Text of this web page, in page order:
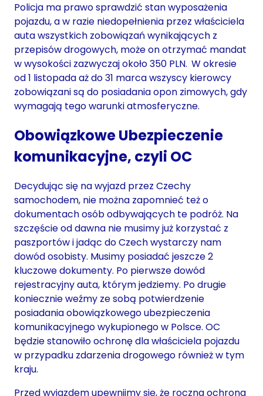
Policja ma prawo sprawdzić stan wyposażenia
pojazdu, a w razie niedopełnienia przez właściciela
auta wszystkich zobowiązań wynikających z
przepisów drogowych, może on otrzymać mandat
w wysokości zazwyczaj około 350 PLN. W okresie
od 1 listopada aż do 31 marca wszyscy kierowcy
zobowiązani są do posiadania opon zimowych, gdy
wymagają tego warunki atmosferyczne.
Obowiązkowe Ubezpieczenie
komunikacyjne, czyli OC
Decydując się na wyjazd przez Czechy
samochodem, nie można zapomnieć też o
dokumentach osób odbywających te podróż. Na
szczęście od dawna nie musimy już korzystać z
paszportów i jadąc do Czech wystarczy nam
dowód osobisty. Musimy posiadać jeszcze 2
kluczowe dokumenty. Po pierwsze dowód
rejestracyjny auta, którym jedziemy. Po drugie
koniecznie weźmy ze sobą potwierdzenie
posiadania obowiązkowego ubezpieczenia
komunikacyjnego wykupionego w Polsce. OC
będzie stanowiło ochronę dla właściciela pojazdu
w przypadku zdarzenia drogowego również w tym
kraju.
Przed wyjazdem upewnijmy się, że roczna ochrona